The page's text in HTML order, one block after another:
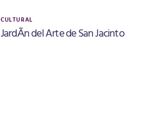
CULTURAL
JardÃ­n del Arte de San Jacinto